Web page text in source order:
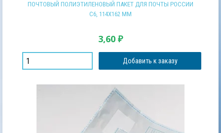
ПОЧТОВЫЙ ПОЛИЭТИЛЕНОВЫЙ ПАКЕТ ДЛЯ ПОЧТЫ РОССИИ
С6, 114Х162 ММ
3,60 ₽
Добавить к заказу